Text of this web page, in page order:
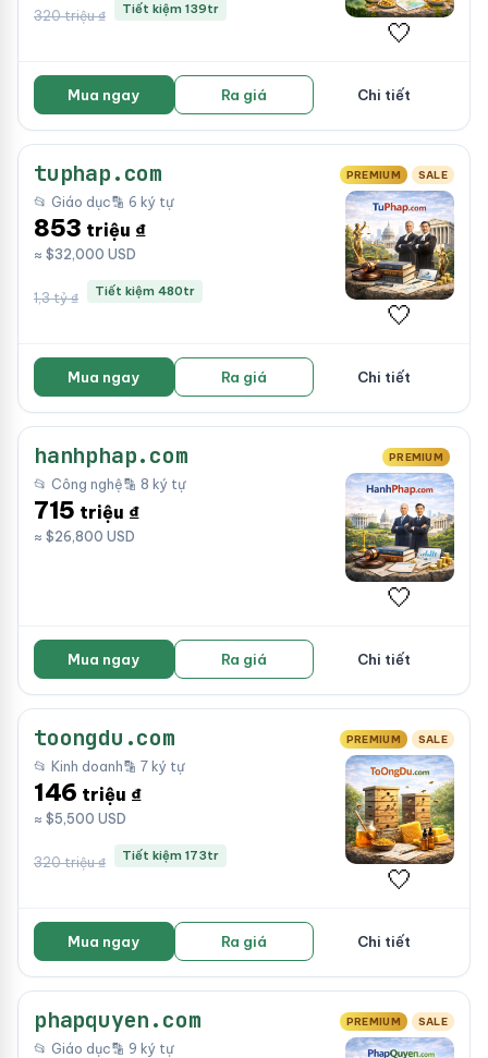
320 triệu ₫ Tiết kiệm 139tr
🤍
Mua ngay Ra giá Chi tiết
tuphap.com PREMIUM SALE
📂 Giáo dục🔡 6 ký tự
853 triệu ₫
≈ $32,000 USD
1,3 tỷ ₫ Tiết kiệm 480tr
🤍
Mua ngay Ra giá Chi tiết
hanhphap.com PREMIUM
📂 Công nghệ🔡 8 ký tự
715 triệu ₫
≈ $26,800 USD
🤍
Mua ngay Ra giá Chi tiết
toongdu.com PREMIUM SALE
📂 Kinh doanh🔡 7 ký tự
146 triệu ₫
≈ $5,500 USD
320 triệu ₫ Tiết kiệm 173tr
🤍
Mua ngay Ra giá Chi tiết
phapquyen.com PREMIUM SALE
📂 Giáo dục🔡 9 ký tự